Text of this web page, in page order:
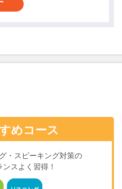
めコース
・スピーキング対策の
スよく習得！